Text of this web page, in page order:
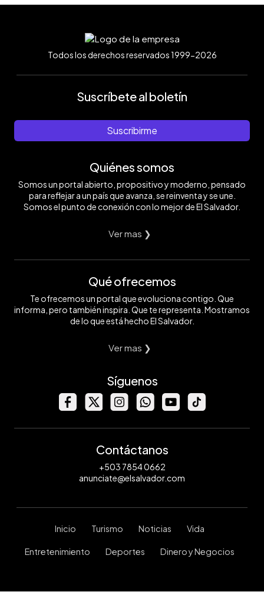
Todos los derechos reservados 1999-2026
Suscríbete al boletín
Suscribirme
Quiénes somos
Somos un portal abierto, propositivo y moderno, pensado
para reflejar a un país que avanza, se reinventa y se une.
Somos el punto de conexión con lo mejor de El Salvador.
Ver mas ❯
Qué ofrecemos
Te ofrecemos un portal que evoluciona contigo. Que
informa, pero también inspira. Que te representa. Mostramos
de lo que está hecho El Salvador.
Ver mas ❯
Síguenos
Contáctanos
+503 7854 0662
anunciate@elsalvador.com
Inicio Turismo Noticias Vida
Entretenimiento Deportes Dinero y Negocios